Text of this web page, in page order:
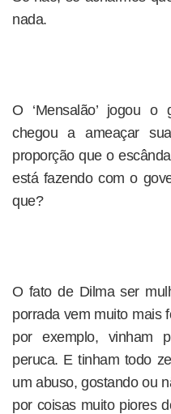
nada.
O ‘Mensalão’ jogou
chegou a ameaçar
proporção que o
está fazendo com o
que?
O fato de Dilma ser
porrada vem muito mais
por exemplo, vinham
peruca. E tinham todo
um abuso, gostando ou
por coisas muito piores